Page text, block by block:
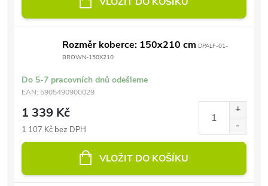
Rozměr koberce: 150x210 cm DPALF-01-
BROWN-150X210
Do 5-7 pracovních dnů odešleme
EAN: 5905490900029
1 339 Kč
1 107 Kč bez DPH
VLOŽIT DO KOŠÍKU